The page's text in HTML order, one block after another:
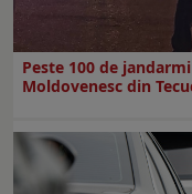
Peste 100 de
Moldovenesc din